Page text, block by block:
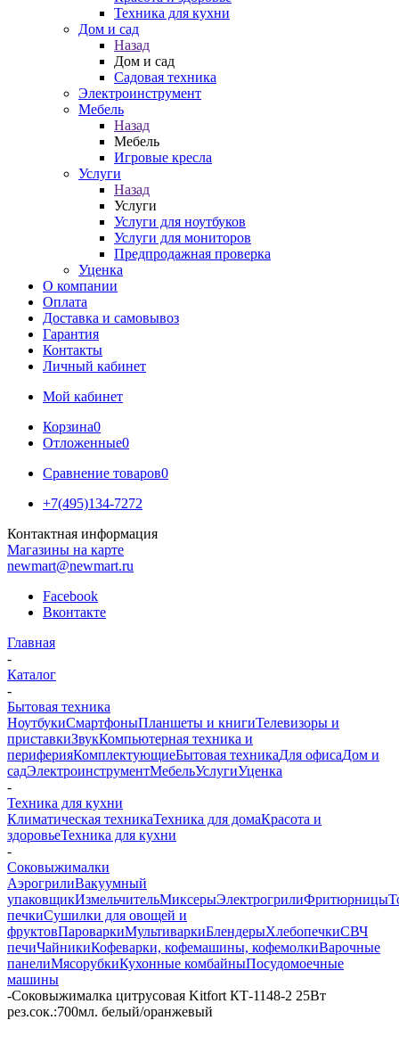
Техника для кухни
Дом и сад
Назад
Дом и сад
Садовая техника
Электроинструмент
Мебель
Назад
Мебель
Игровые кресла
Услуги
Назад
Услуги
Услуги для ноутбуков
Услуги для мониторов
Предпродажная проверка
Уценка
О компании
Оплата
Доставка и самовывоз
Гарантия
Контакты
Личный кабинет
Мой кабинет
Корзина0
Отложенные0
Сравнение товаров0
+7(495)134-7272
Контактная информация
Магазины на карте
newmart@newmart.ru
Facebook
Вконтакте
Главная
-
Каталог
-
Бытовая техника
НоутбукиСмартфоныПланшеты и книгиТелевизоры и
приставкиЗвукКомпьютерная техника и
периферияКомплектующиеБытовая техникаДля офисаДом и
садЭлектроинструментМебельУслугиУценка
-
Техника для кухни
Климатическая техникаТехника для домаКрасота и
здоровьеТехника для кухни
-
Соковыжималки
АэрогрилиВакуумный
упаковщикИзмельчительМиксерыЭлектрогрилиФритюрницы
печкиСушилки для овощей и
фруктовПароваркиМультиваркиБлендерыХлебопечкиСВЧ
печиЧайникиКофеварки, кофемашины, кофемолкиВарочные
панелиМясорубкиКухонные комбайныПосудомоечные
машины
-Соковыжималка цитрусовая Kitfort КТ-1148-2 25Вт
рез.сок.:700мл. белый/оранжевый